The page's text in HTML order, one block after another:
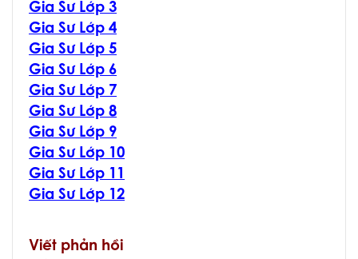
Gia Sư Lớp 3
Gia Sư Lớp 4
Gia Sư Lớp 5
Gia Sư Lớp 6
Gia Sư Lớp 7
Gia Sư Lớp 8
Gia Sư Lớp 9
Gia Sư Lớp 10
Gia Sư Lớp 11
Gia Sư Lớp 12
Viết phản hồi